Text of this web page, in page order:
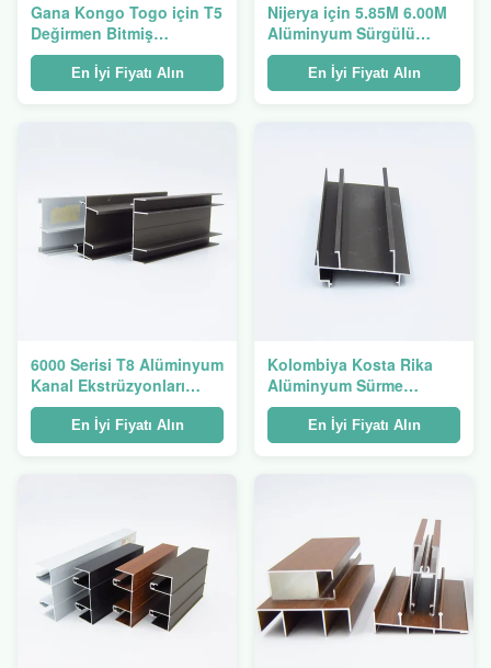
Gana Kongo Togo için T5
Değirmen Bitmiş
Ekstrüde Alüminyum
Pencere Çerçevesi
En İyi Fiyatı Alın
Nijerya için 5.85M 6.00M
Alüminyum Sürgülü
Pencere Profili Toz Boyalı
En İyi Fiyatı Alın
6000 Serisi T8 Alüminyum
Kanal Ekstrüzyonları
5020 Kosta Rika
KolombiyaEn İyi Fiyatı Alın
Kolombiya Kosta Rika
Alüminyum Sürme
Pencere Profil Sistemi
En İyi Fiyatı Alın